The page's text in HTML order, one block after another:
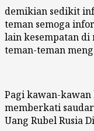
demikian sedikit
teman semoga
lain kesempatan di
teman-teman
Pagi kawan-kawan
memberkati
Uang Rubel Rusia